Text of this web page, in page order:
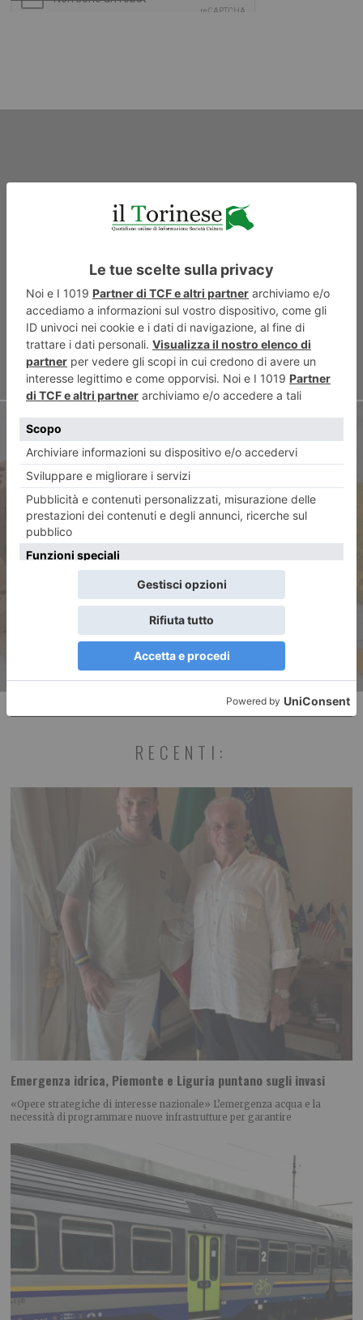
ARTICOLO PRECEDENTE
L’isola del libro
ARTICOLO SUCCESSIVO
Superbonus 2024, tutte le
novità
RECENTI:
Emergenza idrica, Piemonte e Liguria puntano sugli invasi
«Opere strategiche di interesse nazionale» L’emergenza acqua e la
necessità di programmare nuove infrastrutture per garantire